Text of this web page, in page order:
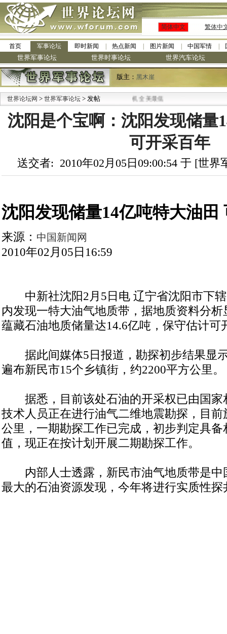
简体中文 繁体中
首页 军事论坛 即时新闻 热点新闻 图片新闻 中国军情
世界军事论坛 世界时事论坛 世界汽车论坛
版主： 黑木崖
世界论坛网 > 世界军事论坛 > 发帖
·九阳全新免清洗型豆浆机 全美最低
沈阳是个宝啊：沈阳发现储量
可开采百年
送交者: 2010年02月05日09:00:54 于 [世
沈阳发现储量14亿吨特大油田
来源： 中国新闻网
2010年02月05日16:59
中新社沈阳2月5日电 辽宁省沈阳市下辖
内发现一特大油气地质带，据地质资料分
蕴藏石油地质储量达14.6亿吨，保守估计可
据此间媒体5日报道，勘探初步结果显
遍布新民市15个乡镇街，约2200平方公里。
据悉，目前该处石油的开采权已由国家
技术人员正在进行油气二维地震勘探，目前
公里，一期勘探工作已完成，初步判定具
值，现正在按计划开展二期勘探工作。
内部人士透露，新民市油气地质带是中
最大的石油资源发现，今年将进行实质性探